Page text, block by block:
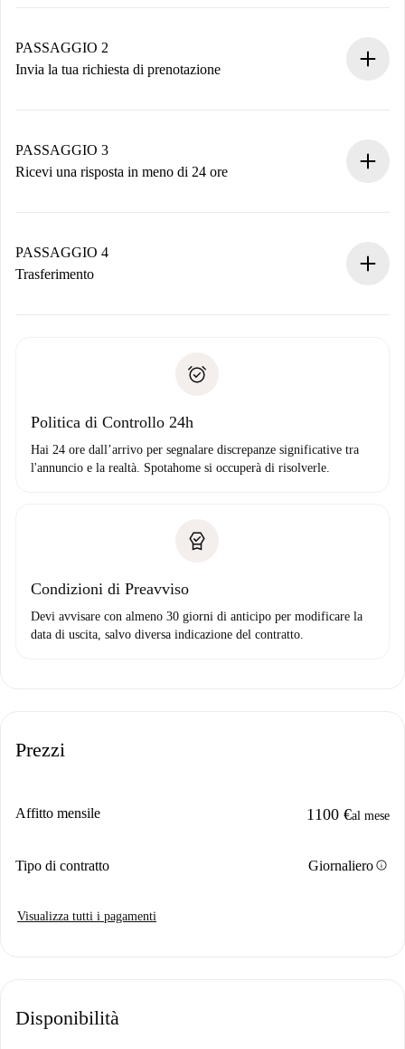
Hai tutte le informazioni necessarie in anticipo.
PASSAGGIO 2
Invia la tua richiesta di prenotazione
non accetta.
PASSAGGIO 3
Ricevi una risposta in meno di 24 ore
contatto con il proprietario.
Se rifiutata: non ti addebiteremo nulla e ti proporremo
Domiciliazione del pagamento
PASSAGGIO 4
Trasferimento
solo se non segnali problemi.
Politica di Controllo 24h
Hai 24 ore dall’arrivo per segnalare discrepanze significative tra
l'annuncio e la realtà. Spotahome si occuperà di risolverle.
Condizioni di Preavviso
Devi avvisare con almeno 30 giorni di anticipo per modificare la
data di uscita, salvo diversa indicazione del contratto.
Prezzi
Affitto mensile 1100 €al mese
Tipo di contratto Giornalieroinfo
Visualizza tutti i pagamenti
Disponibilità